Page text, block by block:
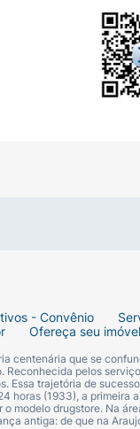
- Convênio
Ofereça seu imóvel
centenária que se
pelos
Essa trajetória de
horas (1933), a primeira
modelo drugstore. Na
antiga: de que na